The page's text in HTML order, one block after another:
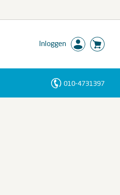
Inloggen
010-4731397